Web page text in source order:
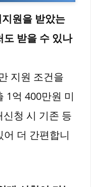
원을 받았는
도 받을 수 있나
지원 조건을
1억 400만원 미
청 시 기존 등
더 간편합니